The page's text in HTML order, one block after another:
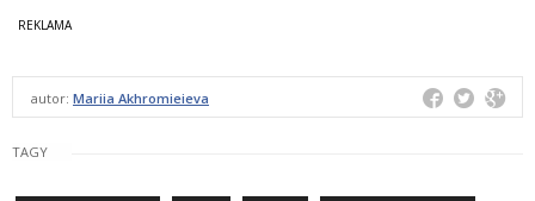
autor: Mariia Akhromieieva
TAGY